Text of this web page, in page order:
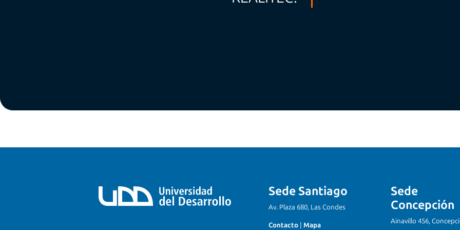
Sede Santiago
Av. Plaza 680, Las Condes
Contacto Mapa
Sede
Concepción
Ainavillo 456,